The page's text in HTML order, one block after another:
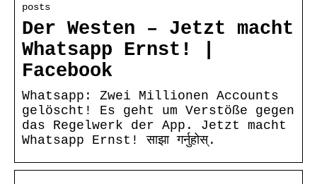
posts
Der Westen – Jetzt macht
Whatsapp Ernst! |
Facebook
Whatsapp: Zwei Millionen Accounts
gelöscht! Es geht um Verstöße gegen
das Regelwerk der App. Jetzt macht
Whatsapp Ernst! साझा गर्नुहोस्.